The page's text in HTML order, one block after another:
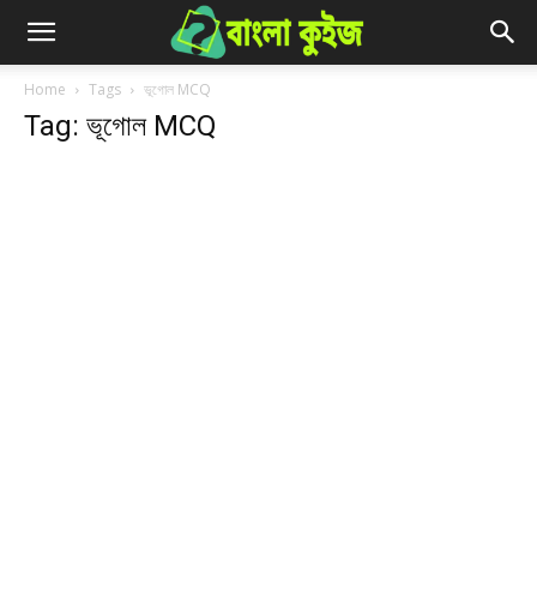
Home Tags ভূগোল MCQ
Tag: ভূগোল MCQ